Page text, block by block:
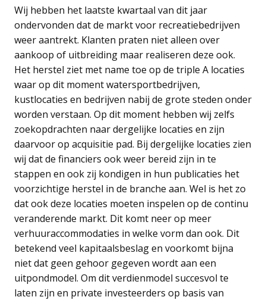
Wij hebben het laatste kwartaal van dit jaar
ondervonden dat de markt voor recreatiebedrijven
weer aantrekt. Klanten praten niet alleen over
aankoop of uitbreiding maar realiseren deze ook.
Het herstel ziet met name toe op de triple A locaties
waar op dit moment watersportbedrijven,
kustlocaties en bedrijven nabij de grote steden onder
worden verstaan. Op dit moment hebben wij zelfs
zoekopdrachten naar dergelijke locaties en zijn
daarvoor op acquisitie pad. Bij dergelijke locaties zien
wij dat de financiers ook weer bereid zijn in te
stappen en ook zij kondigen in hun publicaties het
voorzichtige herstel in de branche aan. Wel is het zo
dat ook deze locaties moeten inspelen op de continu
veranderende markt. Dit komt neer op meer
verhuuraccommodaties in welke vorm dan ook. Dit
betekend veel kapitaalsbeslag en voorkomt bijna
niet dat geen gehoor gegeven wordt aan een
uitpondmodel. Om dit verdienmodel succesvol te
laten zijn en private investeerders op basis van